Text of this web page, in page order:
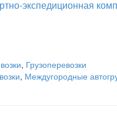
экспедиционная
, Грузоперевозки
, Междугородные